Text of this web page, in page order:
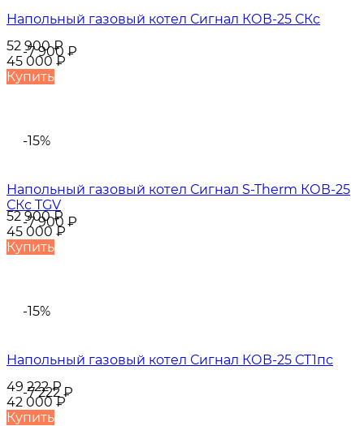
-7 900 ₽
Напольный газовый котел Сигнал КОВ-25 СКс
52 900₽
45 000 ₽
Купить
-15%
-7 900 ₽
Напольный газовый котел Сигнал S-Therm КОВ-25
СКс TGV
52 900₽
45 000 ₽
Купить
-15%
-7 222₽
Напольный газовый котел Сигнал КОВ-25 СТ1пс
49 222₽
42 000₽
Купить